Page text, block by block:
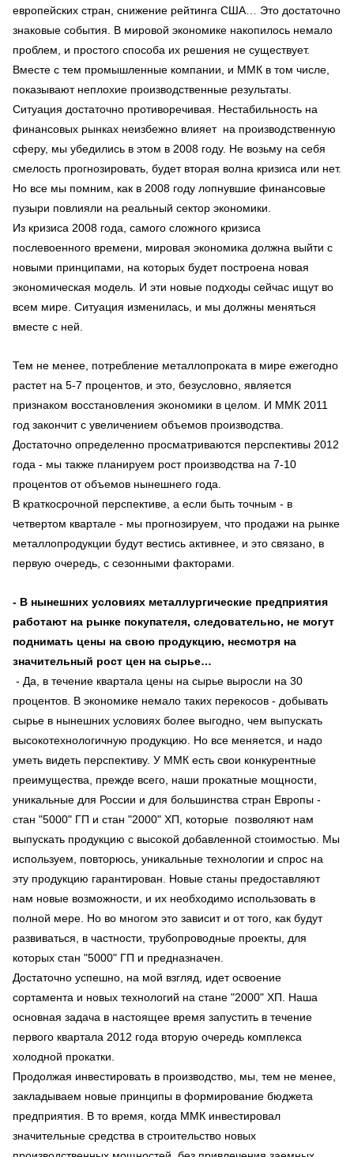
европейских стран, снижение рейтинга США… Это достаточно
знаковые события. В мировой экономике накопилось немало
проблем, и простого способа их решения не существует.
Вместе с тем промышленные компании, и ММК в том числе,
показывают неплохие производственные результаты.
Ситуация достаточно противоречивая. Нестабильность на
финансовых рынках неизбежно влияет на производственную
сферу, мы убедились в этом в 2008 году. Не возьму на себя
смелость прогнозировать, будет вторая волна кризиса или нет.
Но все мы помним, как в 2008 году лопнувшие финансовые
пузыри повлияли на реальный сектор экономики.
Из кризиса 2008 года, самого сложного кризиса
послевоенного времени, мировая экономика должна выйти с
новыми принципами, на которых будет построена новая
экономическая модель. И эти новые подходы сейчас ищут во
всем мире. Ситуация изменилась, и мы должны меняться
вместе с ней.
Тем не менее, потребление металлопроката в мире ежегодно
растет на 5-7 процентов, и это, безусловно, является
признаком восстановления экономики в целом. И ММК 2011
год закончит с увеличением объемов производства.
Достаточно определенно просматриваются перспективы 2012
года - мы также планируем рост производства на 7-10
процентов от объемов нынешнего года.
В краткосрочной перспективе, а если быть точным - в
четвертом квартале - мы прогнозируем, что продажи на рынке
металлопродукции будут вестись активнее, и это связано, в
первую очередь, с сезонными факторами.
- В нынешних условиях металлургические предприятия
работают на рынке покупателя, следовательно, не могут
поднимать цены на свою продукцию, несмотря на
значительный рост цен на сырье…
- Да, в течение квартала цены на сырье выросли на 30
процентов. В экономике немало таких перекосов - добывать
сырье в нынешних условиях более выгодно, чем выпускать
высокотехнологичную продукцию. Но все меняется, и надо
уметь видеть перспективу. У ММК есть свои конкурентные
преимущества, прежде всего, наши прокатные мощности,
уникальные для России и для большинства стран Европы -
стан "5000" ГП и стан "2000" ХП, которые позволяют нам
выпускать продукцию с высокой добавленной стоимостью. Мы
используем, повторюсь, уникальные технологии и спрос на
эту продукцию гарантирован. Новые станы предоставляют
нам новые возможности, и их необходимо использовать в
полной мере. Но во многом это зависит и от того, как будут
развиваться, в частности, трубопроводные проекты, для
которых стан "5000" ГП и предназначен.
Достаточно успешно, на мой взгляд, идет освоение
сортамента и новых технологий на стане "2000" ХП. Наша
основная задача в настоящее время запустить в течение
первого квартала 2012 года вторую очередь комплекса
холодной прокатки.
Продолжая инвестировать в производство, мы, тем не менее,
закладываем новые принципы в формирование бюджета
предприятия. В то время, когда ММК инвестировал
значительные средства в строительство новых